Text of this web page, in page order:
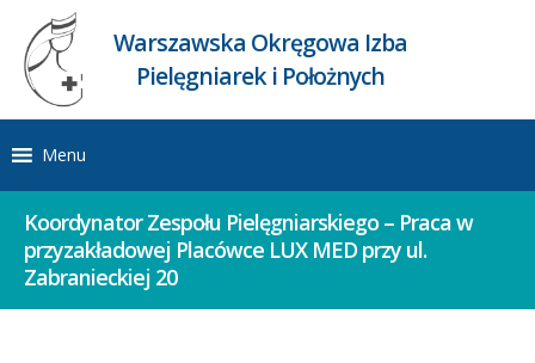
Warszawska Okręgowa Izba
Pielęgniarek i Położnych
Menu
Koordynator Zespołu Pielęgniarskiego – Praca w
przyzakładowej Placówce LUX MED przy ul.
Zabranieckiej 20 ​